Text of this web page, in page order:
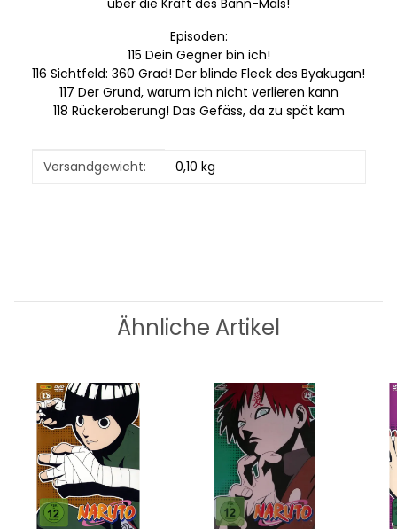
Episoden:
115 Dein Gegner bin ich!
116 Sichtfeld: 360 Grad! Der blinde Fleck des Byakugan!
117 Der Grund, warum ich nicht verlieren kann
118 Rückeroberung! Das Gefäss, da zu spät kam
Produkteigenschaft
Wert
Versandgewicht: 0,10 kg
Ähnliche Artikel